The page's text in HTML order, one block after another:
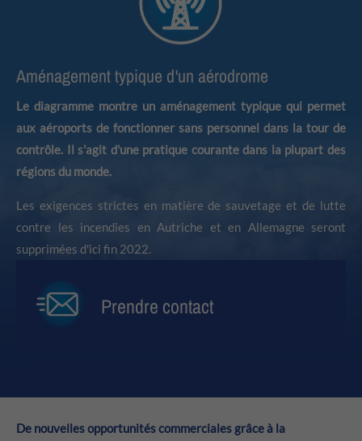
Aménagement typique d'un aérodrome
Le diagramme montre un aménagement typique qui permet
aux aéroports de fonctionner sans personnel dans la tour de
contrôle. Il s'agit d'une pratique courante dans la plupart des
régions du monde.
Les exigences strictes en matière de sauvetage et de lutte
contre les incendies en Autriche et en Allemagne seront
supprimées d'ici fin 2022.
Prendre contact
De nouvelles opportunités commerciales grâce à la